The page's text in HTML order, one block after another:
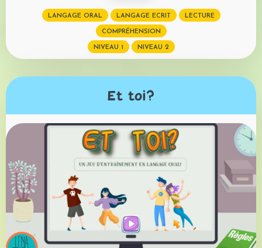
LANGAGE ORAL LANGAGE ECRIT LECTURE
COMPRÉHENSION
NIVEAU 1 NIVEAU 2
Et toi?